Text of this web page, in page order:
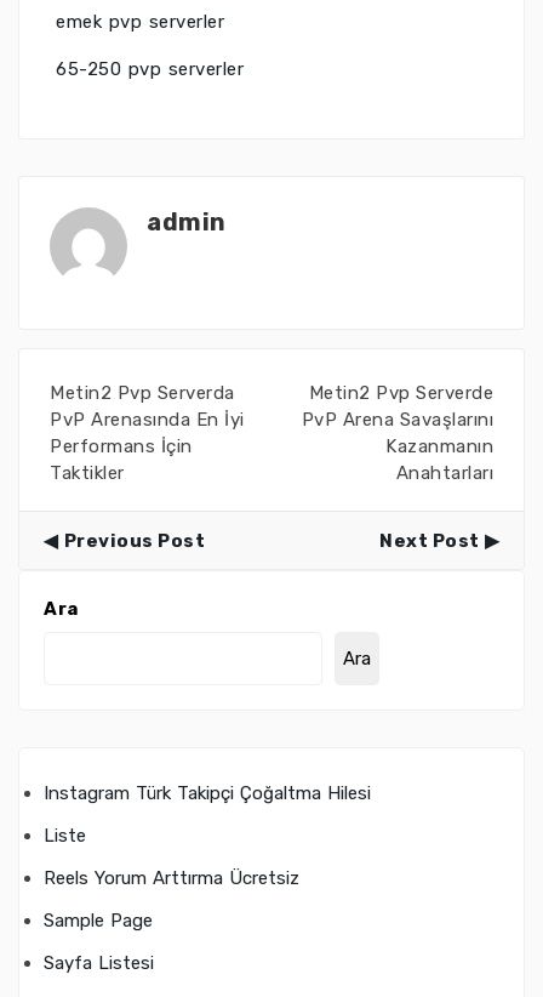
emek pvp serverler
65-250 pvp serverler
admin
Metin2 Pvp Serverda
PvP Arenasında En İyi
Performans İçin
Taktikler
Metin2 Pvp Serverde
PvP Arena Savaşlarını
Kazanmanın
Anahtarları
Previous Post Next Post
Ara
Ara
Instagram Türk Takipçi Çoğaltma Hilesi
Liste
Reels Yorum Arttırma Ücretsiz
Sample Page
Sayfa Listesi